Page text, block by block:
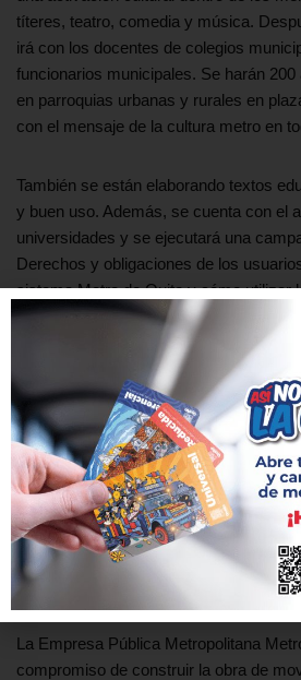
títeres, teatro, comedia y música.
irá con los docentes de colegios
funcionarios municipales. Se harán
en parroquias urbanas y rurales en
con el mensaje de la cultura metro en
También se están elaborando textos
y buen uso. Además, se cuenta con el
universidades y se ejecutará una
Derechos y obligaciones de los
sistema Metro de Quito y cómo utilizar
fueron algunos de los temas que se
Además, se analizaron los beneficios
tiempo de ahorro que se genera al
superficie en el sistema de transporte
país.
Es muy importante tomar en cuenta
son parte del modelo de gestión social
MetroCultura, cuyo principal objetivo es
comportamiento de los usuarios en el
público y en los espacios públicos de
La Empresa Pública Metropolitana
compromiso de construir la obra de